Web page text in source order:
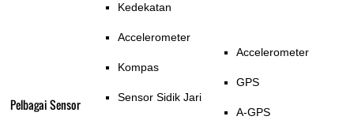
Pelbagai Sensor
Kedekatan
Accelerometer
Kompas
Sensor Sidik Jari
Accelerometer
GPS
A-GPS